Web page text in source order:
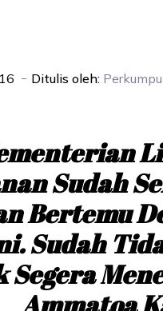
Ditulis oleh:
Sudah
Bertemu
Sudah
Segera